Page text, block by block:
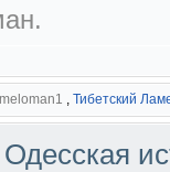
meloman1 , Тибетский